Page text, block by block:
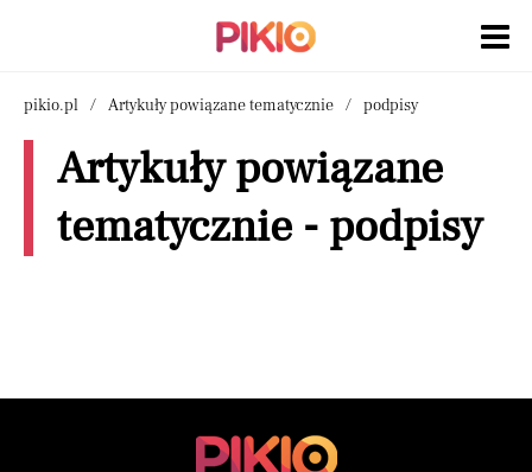
pikio.pl Artykuły powiązane tematycznie podpisy
Artykuły powiązane
tematycznie - podpisy